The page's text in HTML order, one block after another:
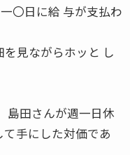
〇日に給 与が支払わ
見ながらホッと し
島田さんが週一日休
手にした対価であ